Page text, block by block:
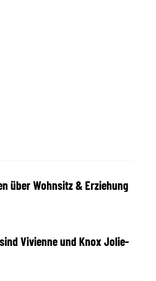
über Wohnsitz & Erziehung
Vivienne und Knox Jolie-